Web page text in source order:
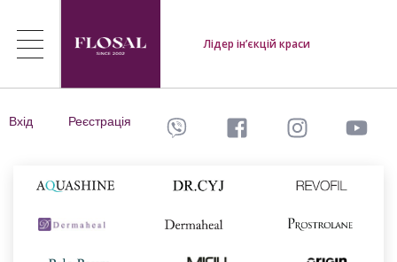
Лідер ін’єкцій краси
Вхід Реєстрація